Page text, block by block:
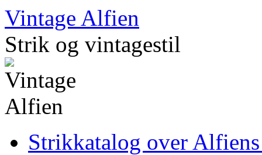
Skip
to
content
Vintage Alfien
Strik og vintagestil
Strikkatalog over